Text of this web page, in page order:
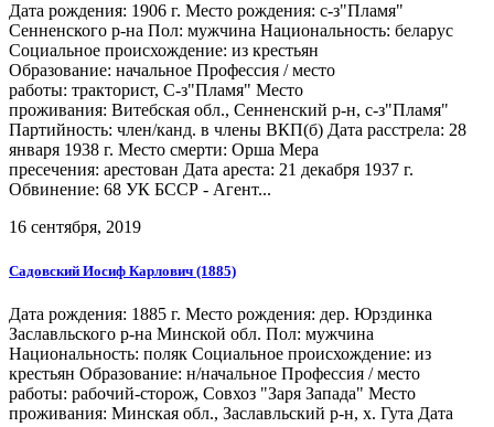
Дата рождения: 1906 г. Место рождения: с-з"Пламя"
Сенненского р-на Пол: мужчина Национальность: беларус
Социальное происхождение: из крестьян
Образование: начальное Профессия / место
работы: тракторист, С-з"Пламя" Место
проживания: Витебская обл., Сенненский р-н, с-з"Пламя"
Партийность: член/канд. в члены ВКП(б) Дата расстрела: 28
января 1938 г. Место смерти: Орша Мера
пресечения: арестован Дата ареста: 21 декабря 1937 г.
Обвинение: 68 УК БССР - Агент...
16 сентября, 2019
Садовский Иосиф Карлович (1885)
Дата рождения: 1885 г. Место рождения: дер. Юрздинка
Заславльского р-на Минской обл. Пол: мужчина
Национальность: поляк Социальное происхождение: из
крестьян Образование: н/начальное Профессия / место
работы: рабочий-сторож, Совхоз "Заря Запада" Место
проживания: Минская обл., Заславльский р-н, х. Гута Дата